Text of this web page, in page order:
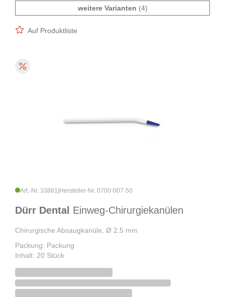
weitere Varianten (4)
Auf Produktliste
Art.-Nr. 33881 Hersteller-Nr. 0700-007-50
Dürr Dental Einweg-Chirurgiekanülen
Chirurgische Absaugkanüle, Ø 2,5 mm
Packung: Packung
Inhalt: 20 Stück